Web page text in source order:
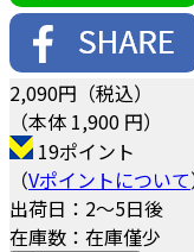
2,090円（税込）
（本体 1,900 円）
19ポイント
（Vポイントについて
出荷日：2～5日後
在庫数：在庫僅少